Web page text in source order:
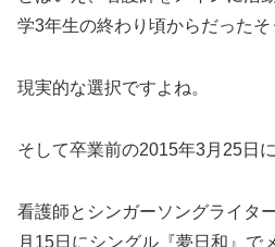
学3年生の終わり頃からだったそ
現実的な選択ですよね。
そして卒業前の2015年3月25日に
看護師とシンガーソングライタ
月15日にシングル『夢日和』で